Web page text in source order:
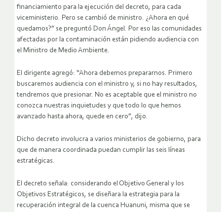
financiamiento para la ejecución del decreto, para cada
viceministerio. Pero se cambió de ministro. ¿Ahora en qué
quedamos?” se preguntó Don Ángel. Por eso las comunidades
afectadas por la contaminación están pidiendo audiencia con
el Ministro de Medio Ambiente.
El dirigente agregó: “Ahora debemos prepararnos. Primero
buscaremos audiencia con el ministro y, si no hay resultados,
tendremos que presionar. No es aceptable que el ministro no
conozca nuestras inquietudes y que todo lo que hemos
avanzado hasta ahora, quede en cero”, dijo.
Dicho decreto involucra a varios ministerios de gobierno, para
que de manera coordinada puedan cumplir las seis líneas
estratégicas.
El decreto señala: considerando el Objetivo General y los
Objetivos Estratégicos, se diseñara la estrategia para la
recuperación integral de la cuenca Huanuni, misma que se